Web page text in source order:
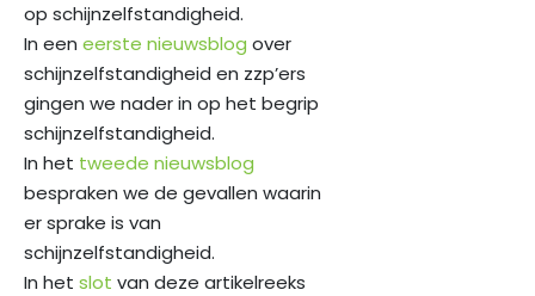
op schijnzelfstandigheid.
In een eerste nieuwsblog over
schijnzelfstandigheid en zzp’ers
gingen we nader in op het begrip
schijnzelfstandigheid.
In het tweede nieuwsblog
bespraken we de gevallen waarin
er sprake is van
schijnzelfstandigheid.
In het slot van deze artikelreeks